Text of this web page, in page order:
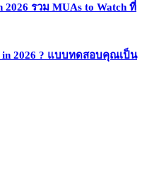
รวม MUAs to Watch ที่
in 2026 ? แบบทดสอบคุณเป็น